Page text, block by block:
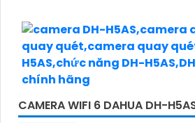
CAMERA WIFI 6 DAHUA DH-